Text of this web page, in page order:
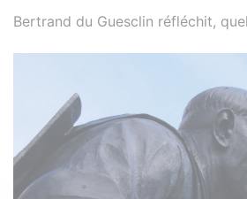
Bertrand du Guesclin réfléchit,